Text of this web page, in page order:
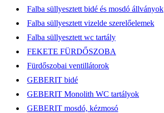
Falba süllyesztett bidé és mosdó állványok
Falba süllyesztett vizelde szerelőelemek
Falba süllyesztett wc tartály
FEKETE FÜRDŐSZOBA
Fürdőszobai ventillátorok
GEBERIT bidé
GEBERIT Monolith WC tartályok
GEBERIT mosdó, kézmosó